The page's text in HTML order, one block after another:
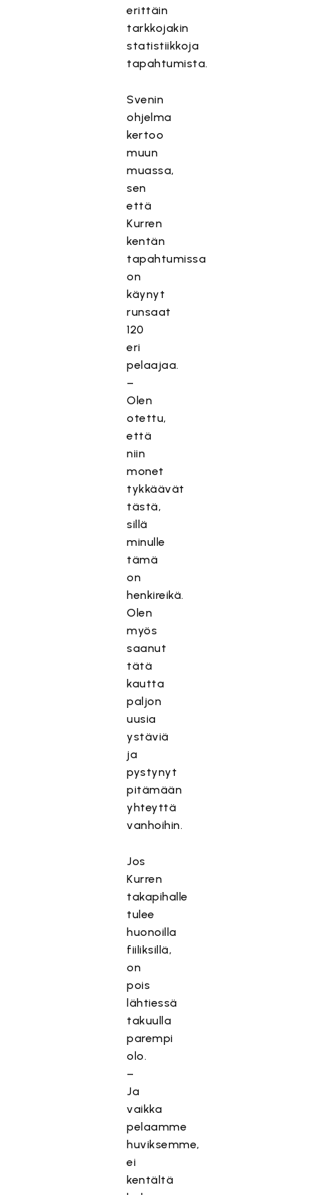
erittäin
tarkkojakin
statistiikkoja
tapahtumista.
Svenin
ohjelma
kertoo
muun
muassa,
sen
että
Kurren
kentän
tapahtumissa
on
käynyt
runsaat
120
eri
pelaajaa.
–
Olen
otettu,
että
niin
monet
tykkäävät
tästä,
sillä
minulle
tämä
on
henkireikä.
Olen
myös
saanut
tätä
kautta
paljon
uusia
ystäviä
ja
pystynyt
pitämään
yhteyttä
vanhoihin.
Jos
Kurren
takapihalle
tulee
huonoilla
fiiliksillä,
on
pois
lähtiessä
takuulla
parempi
olo.
–
Ja
vaikka
pelaamme
huviksemme,
ei
kentältä